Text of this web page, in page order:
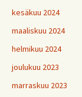
kesäkuu 2024
maaliskuu 2024
helmikuu 2024
joulukuu 2023
marraskuu 2023